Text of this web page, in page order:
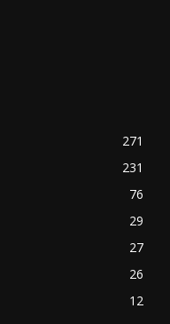
271
231
76
29
27
26
12